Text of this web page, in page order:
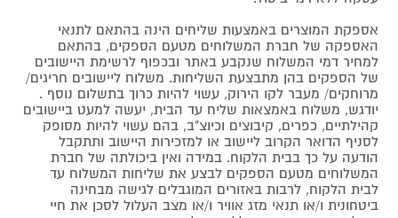
אספקת המוצרים באמצעות שליחים הינה בהתאם לתנאי
האספקה של חברת המשלוחים מטעם הספקים, בהתאם
למחיר דמי המשלוח שנקבע באתר ובכפוף לרשימת היישובים
של הספקים בהן מתבצעת השליחות. משלוח ליישובים חריגים/
מרוחקים/ מעבר לקו הירוק, עשוי להיות כרוך בתשלום נוסף .
יודגש, משלוח באמצאות שליח עד הבית, יעשה למעט ביישובים
קהילתיים, כפרים, קיבוצים וכיוצ"ב, בהם עשוי להיות מסופק
לסניף הדואר הקרוב ליישוב או למזכירות היישוב ותתקבל
הודעה על כך בבית הלקוח. במידה ואין ביכולתה של חברת
המשלוחים מטעם הספקים לבצע את שליחות המשלוח עד
לבית הלקוח, לרבות באזורים המוגבלים לגישה מבחינה
ביטחונית ו/או תנאי מזג אוויר ו/או מצב העלול לסכן את חיי